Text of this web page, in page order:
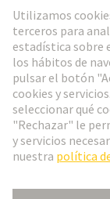
Social Media
España